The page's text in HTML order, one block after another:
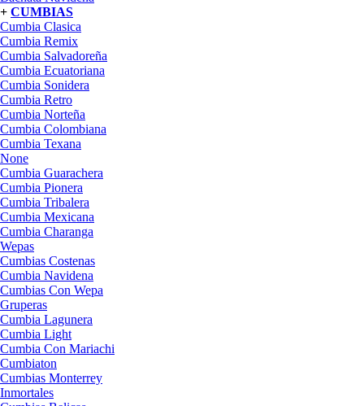
+ CUMBIAS
Cumbia Clasica
Cumbia Remix
Cumbia Salvadoreña
Cumbia Ecuatoriana
Cumbia Sonidera
Cumbia Retro
Cumbia Norteña
Cumbia Colombiana
Cumbia Texana
None
Cumbia Guarachera
Cumbia Pionera
Cumbia Tribalera
Cumbia Mexicana
Cumbia Charanga
Wepas
Cumbias Costenas
Cumbia Navidena
Cumbias Con Wepa
Gruperas
Cumbia Lagunera
Cumbia Light
Cumbia Con Mariachi
Cumbiaton
Cumbias Monterrey
Inmortales